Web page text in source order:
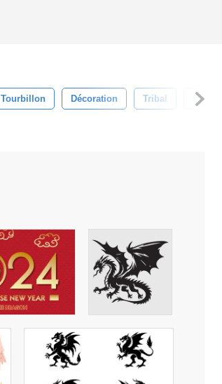
Tourbillon Décoration Tribal